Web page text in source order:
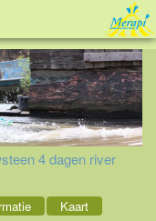
Tel: 088 - 81 11 999
4 dagen river
Kaart